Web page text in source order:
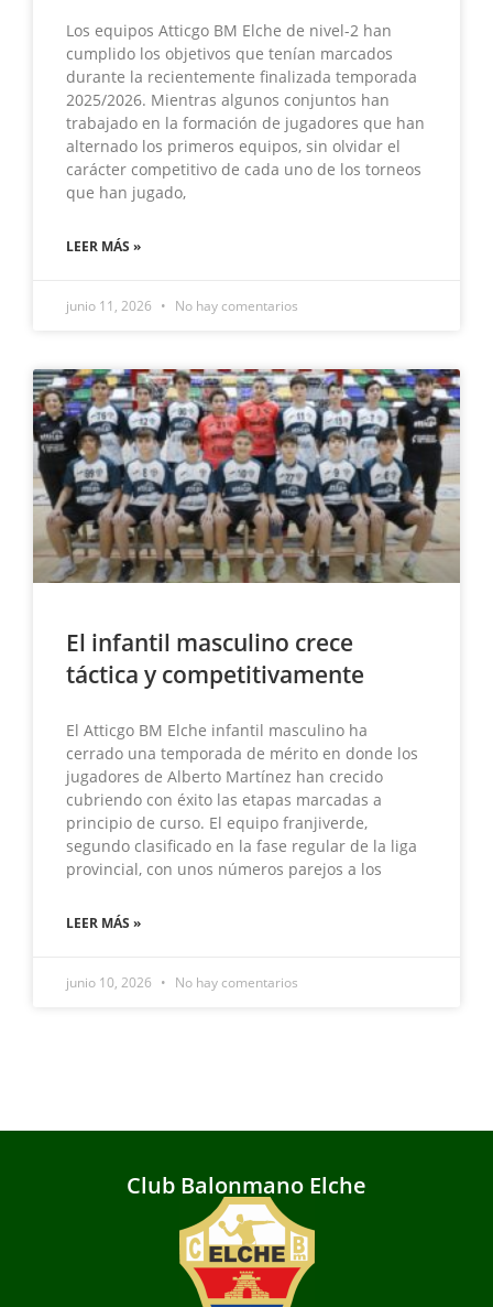
Los equipos Atticgo BM Elche de nivel-2 han
cumplido los objetivos que tenían marcados
durante la recientemente finalizada temporada
2025/2026. Mientras algunos conjuntos han
trabajado en la formación de jugadores que han
alternado los primeros equipos, sin olvidar el
carácter competitivo de cada uno de los torneos
que han jugado,
LEER MÁS »
junio 11, 2026 No hay comentarios
El infantil masculino crece
táctica y competitivamente
El Atticgo BM Elche infantil masculino ha
cerrado una temporada de mérito en donde los
jugadores de Alberto Martínez han crecido
cubriendo con éxito las etapas marcadas a
principio de curso. El equipo franjiverde,
segundo clasificado en la fase regular de la liga
provincial, con unos números parejos a los
LEER MÁS »
junio 10, 2026 No hay comentarios
Club Balonmano Elche